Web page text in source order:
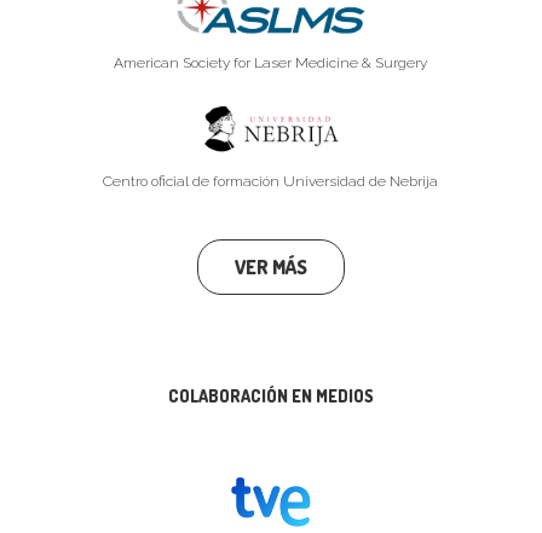
American Society for Laser Medicine & Surgery
Centro oficial de formación Universidad de Nebrija
VER MÁS
COLABORACIÓN EN MEDIOS